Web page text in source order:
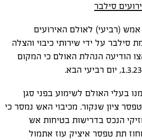
סילבר
(רביעי) לאולם האירועים
סילבר על ידי שירותי כיבוי והצלה
הודיעה הנהלת האולם כי המקום
בעלי האולם לשימוע בפני סגן
ציון שנקור. מכיבוי האש נמסר כי
הנכס בדרישות בטיחות אש
תת טפסר איציק עוז אתמול